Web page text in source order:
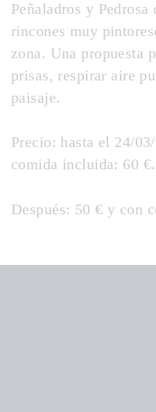
Peñaladros y Pedrosa
rincones muy
zona. Una propuesta
prisas, respirar aire
paisaje.
Precio: hasta el 24/
comida incluida: 60 €.
Después: 50 € y con